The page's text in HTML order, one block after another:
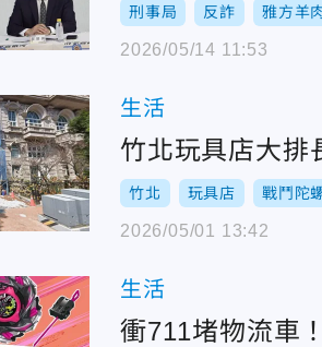
刑事局 反詐 雅方羊
2026/05/14 11:53
生活
竹北玩具店大
竹北 玩具店 戰鬥陀
2026/05/01 13:42
生活
衝711堵物流車